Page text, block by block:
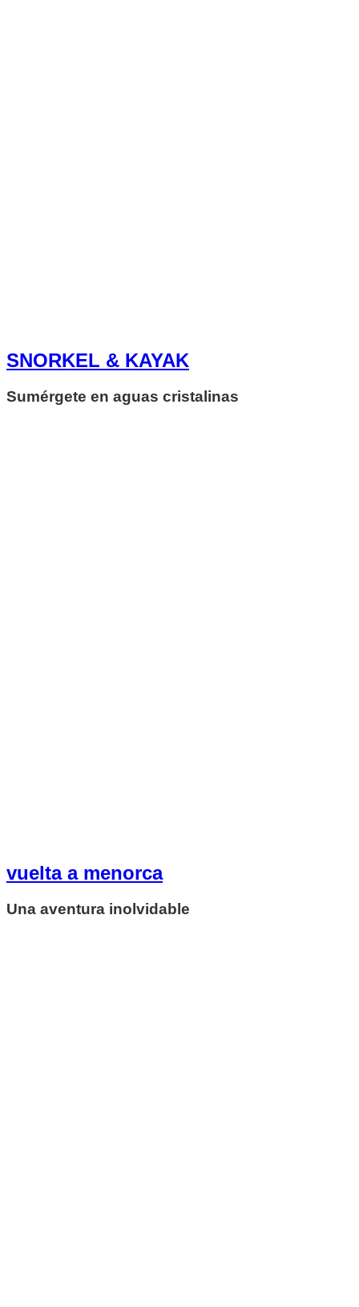
SNORKEL & KAYAK
Sumérgete en aguas cristalinas
vuelta a menorca
Una aventura inolvidable